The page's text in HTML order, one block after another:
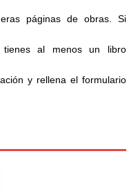
páginas de obras. Si
al menos un libro
y rellena el formulario